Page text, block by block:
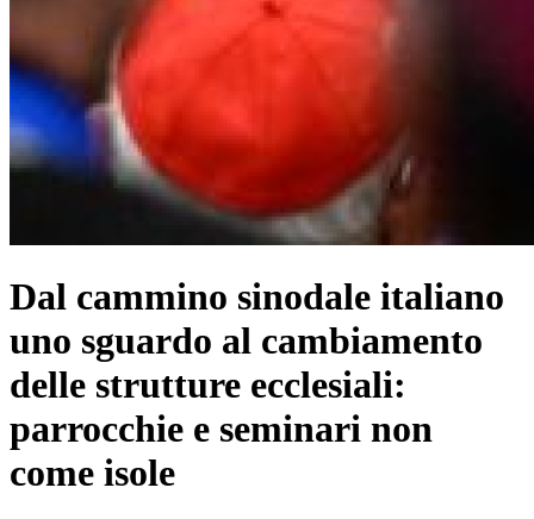
Dal cammino sinodale italiano
uno sguardo al cambiamento
delle strutture ecclesiali:
parrocchie e seminari non
come isole